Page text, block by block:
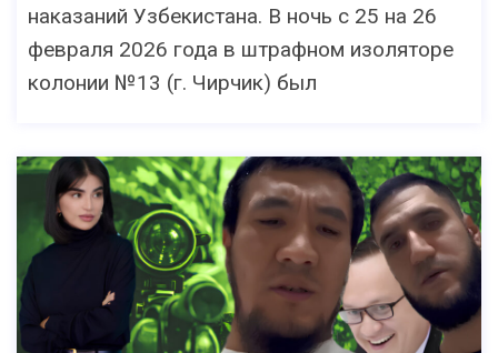
наказаний Узбекистана. В ночь с 25 на 26
февраля 2026 года в штрафном изоляторе
колонии №13 (г. Чирчик) был